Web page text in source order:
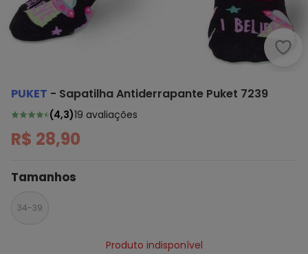
PUKET - Sapatilha Antiderrapante Puket 7239
(4,3)19 avaliações
R$ 28,90
Tamanhos
34-39
Produto indisponível